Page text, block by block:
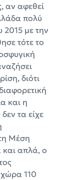
αν αφεθεί
πολύ
2015 με την
τότε το
διότι
και η
τα είχε
Μέση
και απλά, ο
χώρα 110